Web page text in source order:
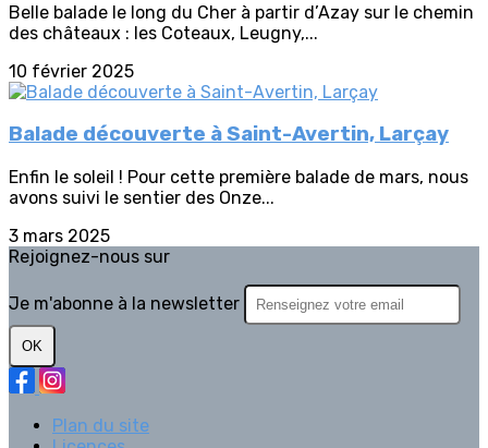
Belle balade le long du Cher à partir d’Azay sur le chemin
des châteaux : les Coteaux, Leugny,...
10 février 2025
Balade découverte à Saint-Avertin, Larçay
Enfin le soleil ! Pour cette première balade de mars, nous
avons suivi le sentier des Onze...
3 mars 2025
Rejoignez-nous sur
Je m'abonne à la newsletter
OK
Plan du site